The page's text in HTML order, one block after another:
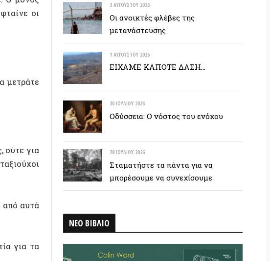
ΕΙΧΑΜΕ ΚΑΠΟΤΕ ΔΑΣΗ…
Οδύσσεια: Ο νόστος του ενόχου
28 ΙΟΥΛΊΟΥ 2026
Σταματήστε τα πάντα για να
μπορέσουμε να συνεχίσουμε
ΝΕΟ ΒΙΒΛΙΟ